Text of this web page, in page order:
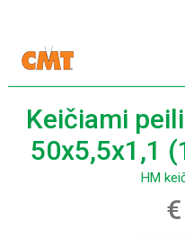
Keičiami
50x5,5x1,1
HM